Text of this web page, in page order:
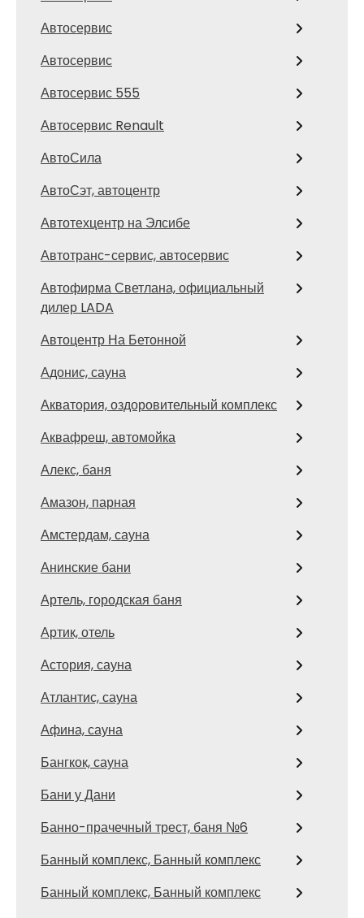
Автосервис
Автосервис
Автосервис 555
Автосервис Renault
АвтоСила
АвтоСэт, автоцентр
Автотехцентр на Элсибе
Автотранс-сервис, автосервис
Автофирма Светлана, официальный
дилер LADA
Автоцентр На Бетонной
Адонис, сауна
Акватория, оздоровительный комплекс
Аквафреш, автомойка
Алекс, баня
Амазон, парная
Амстердам, сауна
Анинские бани
Артель, городская баня
Артик, отель
Астория, сауна
Атлантис, сауна
Афина, сауна
Бангкок, сауна
Бани у Дани
Банно-прачечный трест, баня №6
Банный комплекс, Банный комплекс
Банный комплекс, Банный комплекс